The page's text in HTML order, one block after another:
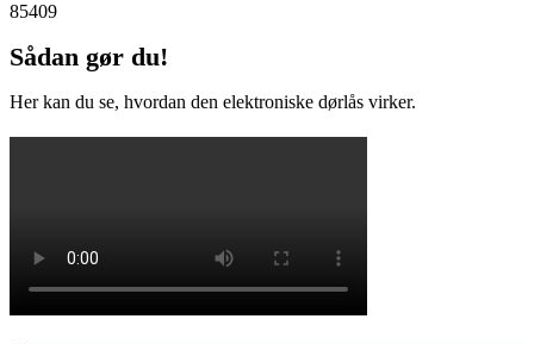
85409
Sådan gør du!
Her kan du se, hvordan den elektroniske dørlås virker.